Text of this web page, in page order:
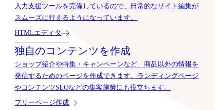
入力支援ツールを完備しているので、日常的なサイト編集が
スムーズに行えるようになっています。
HTMLエディタ
独自のコンテンツを作成
ショップ紹介や特集・キャンペーンなど、商品以外の情報を
発信するためのページを作成できます。ランディングページ
やコンテンツSEOなどの集客施策にも役立ちます。
フリーページ作成